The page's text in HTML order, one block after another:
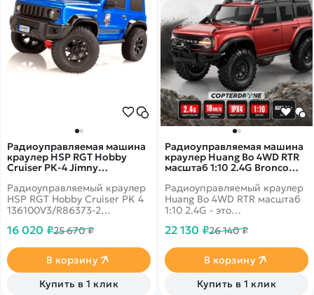
Радиоуправляемая машина
краулер HSP RGT Hobby
Cruiser РК-4 Jimny
масштаб 1:10 2.4G -
136100V3-R86373-2
Радиоуправляемый краулер
HSP RGT Hobby Cruiser PK 4
136100V3/R86373-2
внедорожник масштаба 1:10,
трофи-рейдов и
экстремального вождения по
неровной местности. Он
обладает всесезонной
16 020 ₽25 670 ₽
В корзину
Купить в 1 клик
Радиоуправляемая машина
краулер Huang Bo 4WD RTR
масштаб 1:10 2.4G Bronco
Радиоуправляемый краулер
Huang Bo 4WD RTR масштаб
1:10 2.4G - это
полноприводная машина
шестерня, коллекторный 550
электродвигатель, полное
пропорциональное
управления, аккумулятор 7,4
22 130 ₽26 140 ₽
В корзину
Купить в 1 клик